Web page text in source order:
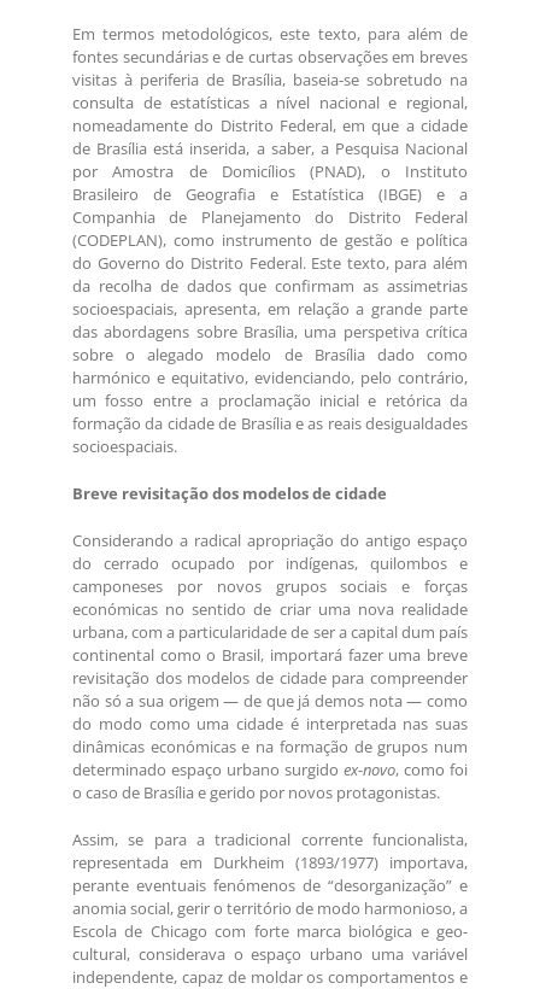
Em termos metodológicos, este texto, para além de
fontes secundárias e de curtas observações em breves
visitas à periferia de Brasília, baseia-se sobretudo na
consulta de estatísticas a nível nacional e regional,
nomeadamente do Distrito Federal, em que a cidade
de Brasília está inserida, a saber, a Pesquisa Nacional
por Amostra de Domicílios (PNAD), o Instituto
Brasileiro de Geografia e Estatística (IBGE) e a
Companhia de Planejamento do Distrito Federal
(CODEPLAN), como instrumento de gestão e política
do Governo do Distrito Federal. Este texto, para além
da recolha de dados que confirmam as assimetrias
socioespaciais, apresenta, em relação a grande parte
das abordagens sobre Brasília, uma perspetiva crítica
sobre o alegado modelo de Brasília dado como
harmónico e equitativo, evidenciando, pelo contrário,
um fosso entre a proclamação inicial e retórica da
formação da cidade de Brasília e as reais desigualdades
socioespaciais.
Breve revisitação dos modelos de cidade
Considerando a radical apropriação do antigo espaço
do cerrado ocupado por indígenas, quilombos e
camponeses por novos grupos sociais e forças
económicas no sentido de criar uma nova realidade
urbana, com a particularidade de ser a capital dum país
continental como o Brasil, importará fazer uma breve
revisitação dos modelos de cidade para compreender
não só a sua origem — de que já demos nota — como
do modo como uma cidade é interpretada nas suas
dinâmicas económicas e na formação de grupos num
determinado espaço urbano surgido ex-novo, como foi
o caso de Brasília e gerido por novos protagonistas.
Assim, se para a tradicional corrente funcionalista,
representada em Durkheim (1893/1977) importava,
perante eventuais fenómenos de “desorganização” e
anomia social, gerir o território de modo harmonioso, a
Escola de Chicago com forte marca biológica e geo-
cultural, considerava o espaço urbano uma variável
independente, capaz de moldar os comportamentos e